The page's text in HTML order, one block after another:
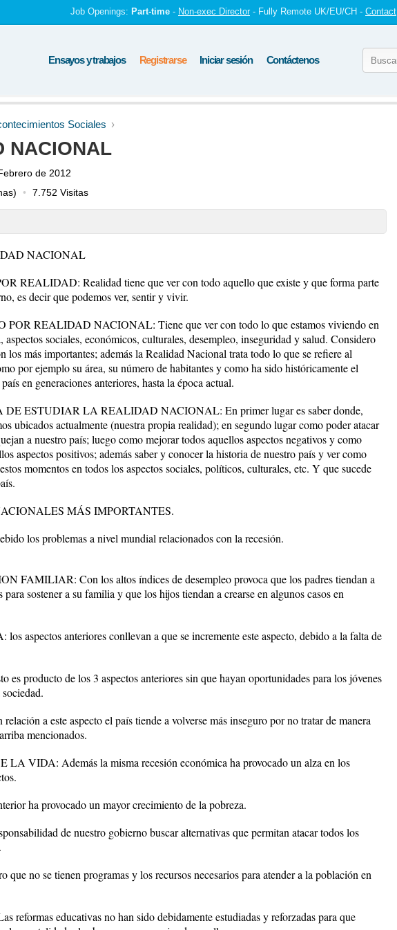
Job Openings: Part-time - Non-exec Director - Fully Remote UK/EU/CH - Contact
Ensayos y trabajos Registrarse Iniciar sesión Contáctenos
Sociales
NACIONAL
de 2012
7.752 Visitas
NACIONAL
REALIDAD: Realidad tiene que ver con todo aquello que existe y que forma parte
es decir que podemos ver, sentir y vivir.
POR REALIDAD NACIONAL: Tiene que ver con todo lo que estamos viviendo en
aspectos sociales, económicos, culturales, desempleo, inseguridad y salud. Considero
los más importantes; además la Realidad Nacional trata todo lo que se refiere al
por ejemplo su área, su número de habitantes y como ha sido históricamente el
en generaciones anteriores, hasta la época actual.
ESTUDIAR LA REALIDAD NACIONAL: En primer lugar es saber donde,
ubicados actualmente (nuestra propia realidad); en segundo lugar como poder atacar
a nuestro país; luego como mejorar todos aquellos aspectos negativos y como
aspectos positivos; además saber y conocer la historia de nuestro país y ver como
momentos en todos los aspectos sociales, políticos, culturales, etc. Y que sucede
MÁS IMPORTANTES.
los problemas a nivel mundial relacionados con la recesión.
FAMILIAR: Con los altos índices de desempleo provoca que los padres tiendan a
para sostener a su familia y que los hijos tiendan a crearse en algunos casos en
aspectos anteriores conllevan a que se incremente este aspecto, debido a la falta de
producto de los 3 aspectos anteriores sin que hayan oportunidades para los jóvenes
a este aspecto el país tiende a volverse más inseguro por no tratar de manera
mencionados.
VIDA: Además la misma recesión económica ha provocado un alza en los
ha provocado un mayor crecimiento de la pobreza.
de nuestro gobierno buscar alternativas que permitan atacar todos los
no se tienen programas y los recursos necesarios para atender a la población en
reformas educativas no han sido debidamente estudiadas y reforzadas para que